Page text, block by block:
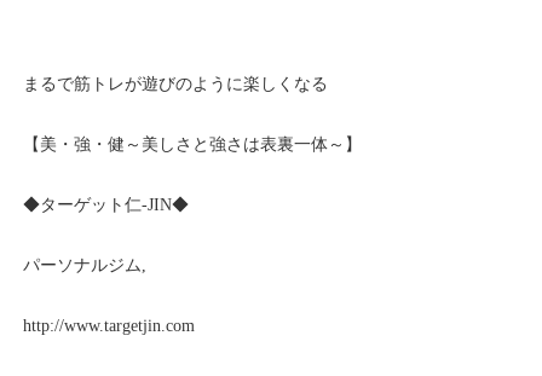
まるで筋トレが遊びのように楽しくなる
【美・強・健～美しさと強さは表裏一体～】
◆ターゲット仁-JIN◆
パーソナルジム,
http://www.targetjin.com